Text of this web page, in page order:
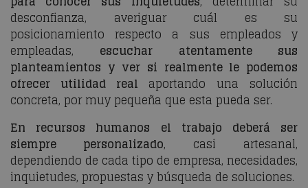
desconfianza, averiguar cuál es su
posicionamiento respecto a sus empleados y
empleadas, escuchar atentamente sus
planteamientos y ver si realmente le podemos
ofrecer utilidad real aportando una solución
concreta, por muy pequeña que esta pueda ser.
En recursos humanos el trabajo deberá ser
siempre personalizado, casi artesanal,
dependiendo de cada tipo de empresa, necesidades,
inquietudes, propuestas y búsqueda de soluciones.